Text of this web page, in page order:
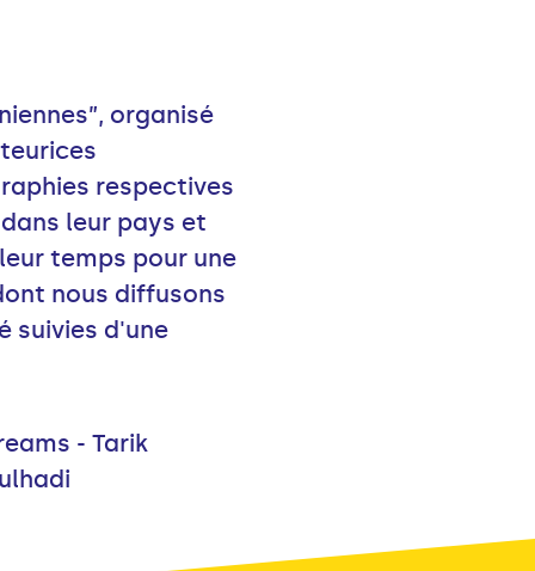
organisé
respectives
leur pays et
temps pour une
nous diffusons
suivies d'une
- Tarik